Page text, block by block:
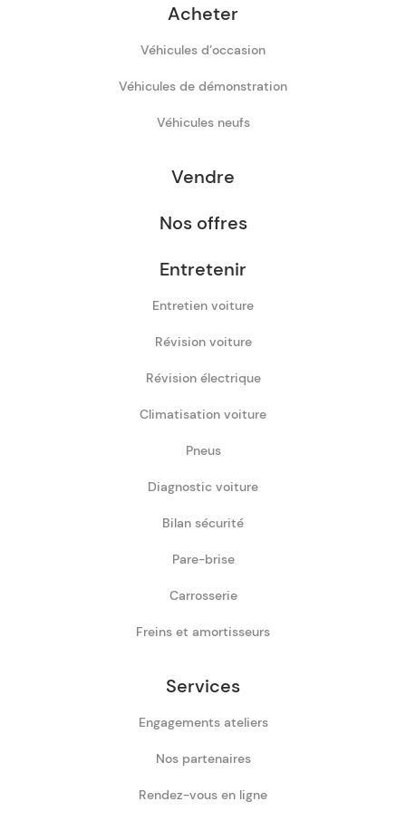
Acheter
Véhicules d’occasion
Véhicules de démonstration
Véhicules neufs
Vendre
Nos offres
Entretenir
Entretien voiture
Révision voiture
Révision électrique
Climatisation voiture
Pneus
Diagnostic voiture
Bilan sécurité
Pare-brise
Carrosserie
Freins et amortisseurs
Services
Engagements ateliers
Nos partenaires
Rendez-vous en ligne